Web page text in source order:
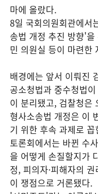
마에 올랐다.
8일 국회의원회관에서
송법 개정 추진 방향'
민 의원실 등이 마련한
배경에는 앞서 이뤄진
공소청법과 중수청법
이 분리됐고, 검찰청은
형사소송법 개정은 이
기 위한 후속 과제로 꼽
토론회에서는 바뀐 수
을 어떻게 손질할지가
정, 피의자·피해자의
이 쟁점으로 거론됐다.